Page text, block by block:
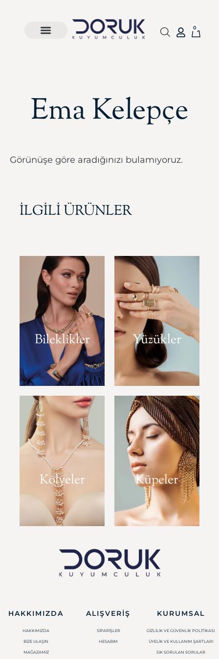
0
Ema Kelepçe
Görünüşe göre aradığınızı bulamıyoruz.
İLGİLİ ÜRÜNLER
Bileklikler Yüzükler
Kolyeler Küpeler
HAKKIMIZDA
HAKKIMIZDA
BIZE ULAŞIN
MAĞAZAMIZ
ALIŞVERIŞ
SIPARIŞLER
HESABIM
KURUMSAL
GIZLILIK VE GÜVENLIK POLITIKASI
ÜYELIK VE KULLANIM ŞARTLARI
SIK SORULAN SORULAR